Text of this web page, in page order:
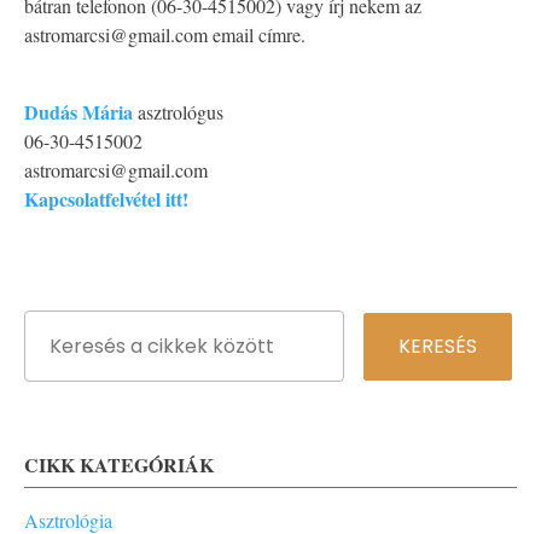
bátran telefonon (06-30-4515002) vagy írj nekem az
astromarcsi@gmail.com email címre.
Dudás Máriaasztrológus
06-30-4515002
astromarcsi@gmail.com
Kapcsolatfelvétel itt!
CIKK KATEGÓRIÁK
Asztrológia